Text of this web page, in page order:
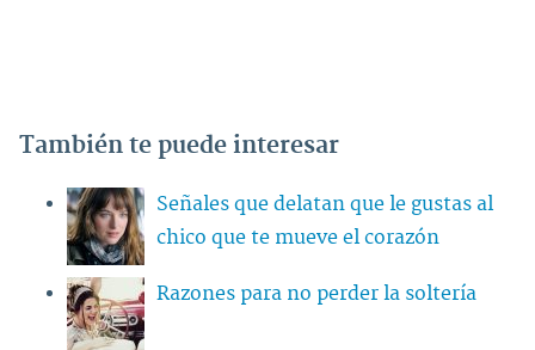
También te puede interesar
Señales que delatan que le gustas al
chico que te mueve el corazón
Razones para no perder la soltería